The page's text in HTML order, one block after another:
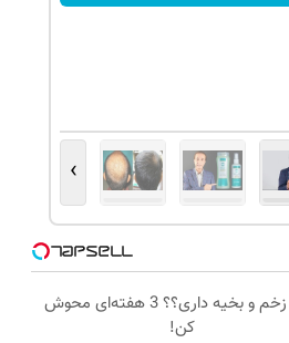
›
جای زخم و بخیه داری؟؟ 3 هفته‌ای محوش
کن!